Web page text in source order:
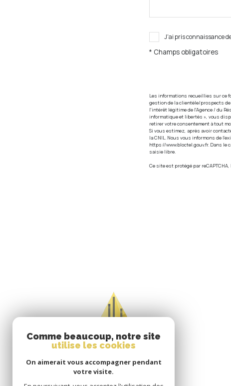
J'ai pris connaissance
* Champs obligatoires
Les informations recueillies sur ce
gestion de la clientèle/prospects de
l'intérêt légitime de l'Agence / du
informatique et libertés », vous
retirer votre consentement à tout
Si vous estimez, après avoir
la CNIL. Nous vous informons de
https://www.bloctel.gouv.fr. Dans le
saisie libre.
Ce site est protégé par reCAPTCHA,
Comme beaucoup, notre site
utilise les cookies
On aimerait vous accompagner pendant
votre visite.